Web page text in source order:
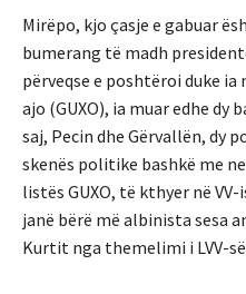
Mirëpo, kjo çasje e gabuar
bumerang të madh
përveqse e poshtëroi duke
ajo (GUXO), ia muar edhe dy
saj, Pecin dhe Gërvallën, dy
skenës politike bashkë me
listës GUXO, të kthyer në
janë bërë më albinista sesa
Kurtit nga themelimi i LVV-